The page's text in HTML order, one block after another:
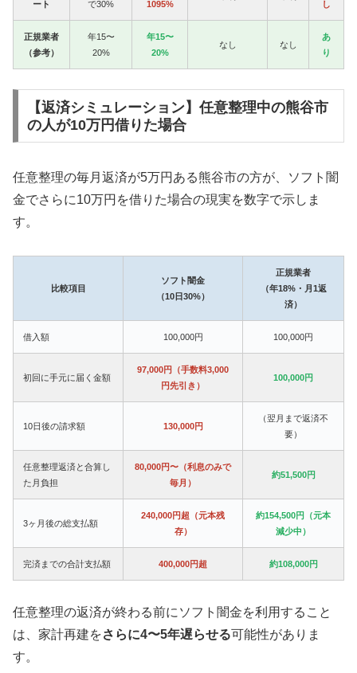
ート
で30%
1095%
し
正規業者
（参考）
年15〜
20%
年15〜
20%
なし なし
あ
り
【返済シミュレーション】任意整理中の熊谷市
の人が10万円借りた場合
任意整理の毎月返済が5万円ある熊谷市の方が、ソフト闇
金でさらに10万円を借りた場合の現実を数字で示しま
す。
比較項目
ソフト闇金
（10日30%）
正規業者
（年18%・月1返
済）
借入額 100,000円 100,000円
初回に手元に届く金額
97,000円（手数料3,000
円先引き）
100,000円
10日後の請求額 130,000円
（翌月まで返済不
要）
任意整理返済と合算し
た月負担
80,000円〜（利息のみで
毎月）
約51,500円
3ヶ月後の総支払額
240,000円超（元本残
存）
約154,500円（元本
減少中）
完済までの合計支払額 400,000円超 約108,000円
任意整理の返済が終わる前にソフト闇金を利用すること
は、家計再建をさらに4〜5年遅らせる可能性がありま
す。